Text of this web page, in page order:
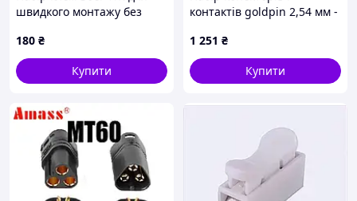
швидкого монтажу без
180 ₴
Купити
контактів goldpin 2,54 мм -
1 251 ₴
Купити